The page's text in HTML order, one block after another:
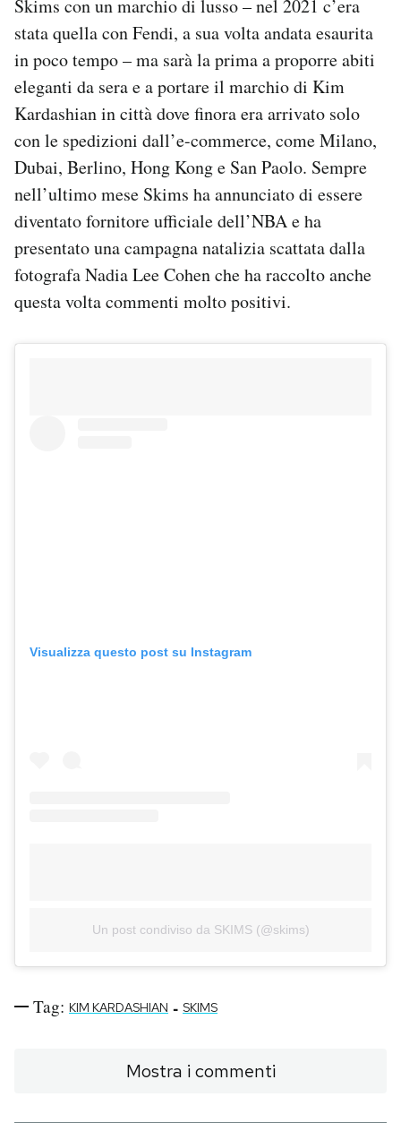
Skims con un marchio di lusso – nel 2021 c’era
stata quella con Fendi, a sua volta andata esaurita
in poco tempo – ma sarà la prima a proporre abiti
eleganti da sera e a portare il marchio di Kim
Kardashian in città dove finora era arrivato solo
con le spedizioni dall’e-commerce, come Milano,
Dubai, Berlino, Hong Kong e San Paolo. Sempre
nell’ultimo mese Skims ha annunciato di essere
diventato fornitore ufficiale dell’NBA e ha
presentato una campagna natalizia scattata dalla
fotografa Nadia Lee Cohen che ha raccolto anche
questa volta commenti molto positivi.
Visualizza questo post su Instagram
Un post condiviso da SKIMS (@skims)
Tag: KIM KARDASHIAN - SKIMS
Mostra i commenti